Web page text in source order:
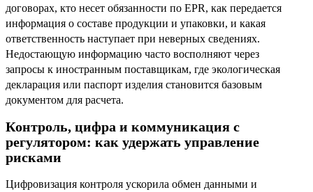
договорах, кто несет обязанности по EPR, как передается
информация о составе продукции и упаковки, и какая
ответственность наступает при неверных сведениях.
Недостающую информацию часто восполняют через
запросы к иностранным поставщикам, где экологическая
декларация или паспорт изделия становится базовым
документом для расчета.
Контроль, цифра и коммуникация с
регулятором: как удержать управление
рисками
Цифровизация контроля ускорила обмен данными и